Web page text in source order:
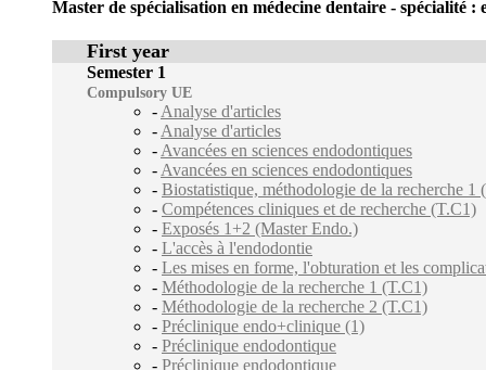
Master de spécialisation en médecine dentaire - spécialité :
First year
Semester 1
Compulsory UE
- Analyse d'articles
- Analyse d'articles
- Avancées en sciences endodontiques
- Avancées en sciences endodontiques
- Biostatistique, méthodologie de la recherche 1
- Compétences cliniques et de recherche (T.C1)
- Exposés 1+2 (Master Endo.)
- L'accès à l'endodontie
- Les mises en forme, l'obturation et les
- Méthodologie de la recherche 1 (T.C1)
- Méthodologie de la recherche 2 (T.C1)
- Préclinique endo+clinique (1)
- Préclinique endodontique
- Préclinique endodontique